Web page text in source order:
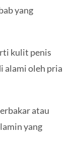
yang
kulit penis
alami oleh pria
atau
yang